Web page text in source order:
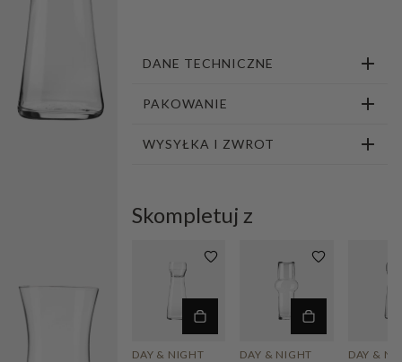
DANE TECHNICZNE
PAKOWANIE
WYSYŁKA I ZWROT
Skompletuj z
DAY & NIGHT DAY & NIGHT
DAY &